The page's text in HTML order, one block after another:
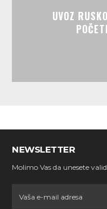
UVOZ
NEWSLETTER
Molimo Vas da unesete